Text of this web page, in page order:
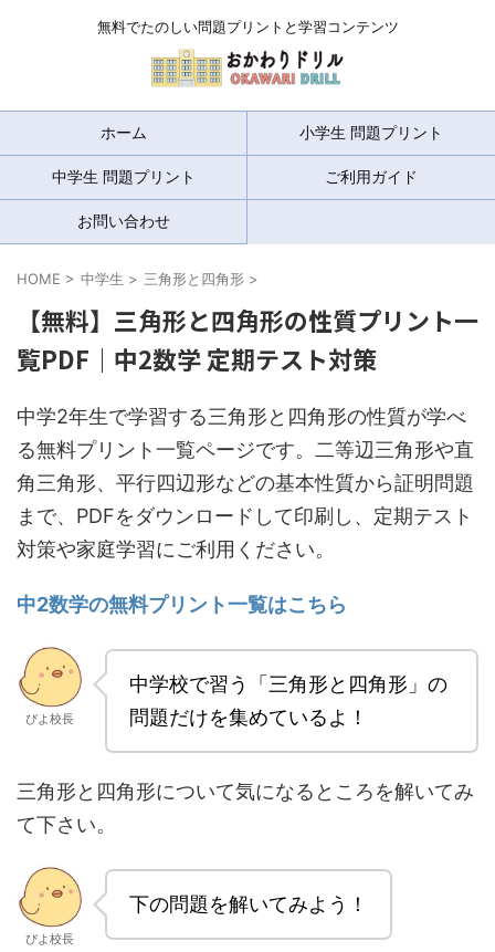
無料でたのしい問題プリントと学習コンテンツ
ホーム 小学生 問題プリント
中学生 問題プリント ご利用ガイド
お問い合わせ
HOME > 中学生 > 三角形と四角形 >
【無料】三角形と四角形の性質プリント一
覧PDF｜中2数学 定期テスト対策
中学2年生で学習する三角形と四角形の性質が学べ
る無料プリント一覧ページです。二等辺三角形や直
角三角形、平行四辺形などの基本性質から証明問題
まで、PDFをダウンロードして印刷し、定期テスト
対策や家庭学習にご利用ください。
中2数学の無料プリント一覧はこちら
ぴよ校長
中学校で習う「三角形と四角形」の
問題だけを集めているよ！
三角形と四角形について気になるところを解いてみ
て下さい。
ぴよ校長
下の問題を解いてみよう！